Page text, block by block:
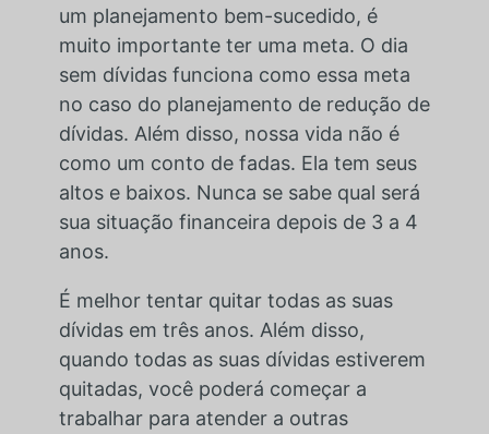
um planejamento bem-sucedido, é
muito importante ter uma meta. O dia
sem dívidas funciona como essa meta
no caso do planejamento de redução de
dívidas. Além disso, nossa vida não é
como um conto de fadas. Ela tem seus
altos e baixos. Nunca se sabe qual será
sua situação financeira depois de 3 a 4
anos.
É melhor tentar quitar todas as suas
dívidas em três anos. Além disso,
quando todas as suas dívidas estiverem
quitadas, você poderá começar a
trabalhar para atender a outras